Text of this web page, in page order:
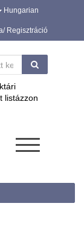
Hungarian
Regisztráció
listázzon